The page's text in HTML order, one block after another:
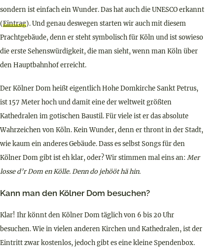
sondern ist einfach ein Wunder. Das hat auch die UNESCO erkannt
(Eintrag). Und genau deswegen starten wir auch mit diesem
Prachtgebäude, denn er steht symbolisch für Köln und ist sowieso
die erste Sehenswürdigkeit, die man sieht, wenn man Köln über
den Hauptbahnhof erreicht.
Der Kölner Dom heißt eigentlich Hohe Domkirche Sankt Petrus,
ist 157 Meter hoch und damit eine der weltweit größten
Kathedralen im gotischen Baustil. Für viele ist er das absolute
Wahrzeichen von Köln. Kein Wunder, denn er thront in der Stadt,
wie kaum ein anderes Gebäude. Dass es selbst Songs für den
Kölner Dom gibt ist eh klar, oder? Wir stimmen mal eins an: Mer
losse d’r Dom en Kölle. Denn do jehööt hä hin.
Kann man den Kölner Dom besuchen?
Klar! Ihr könnt den Kölner Dom täglich von 6 bis 20 Uhr
besuchen. Wie in vielen anderen Kirchen und Kathedralen, ist der
Eintritt zwar kostenlos, jedoch gibt es eine kleine Spendenbox.